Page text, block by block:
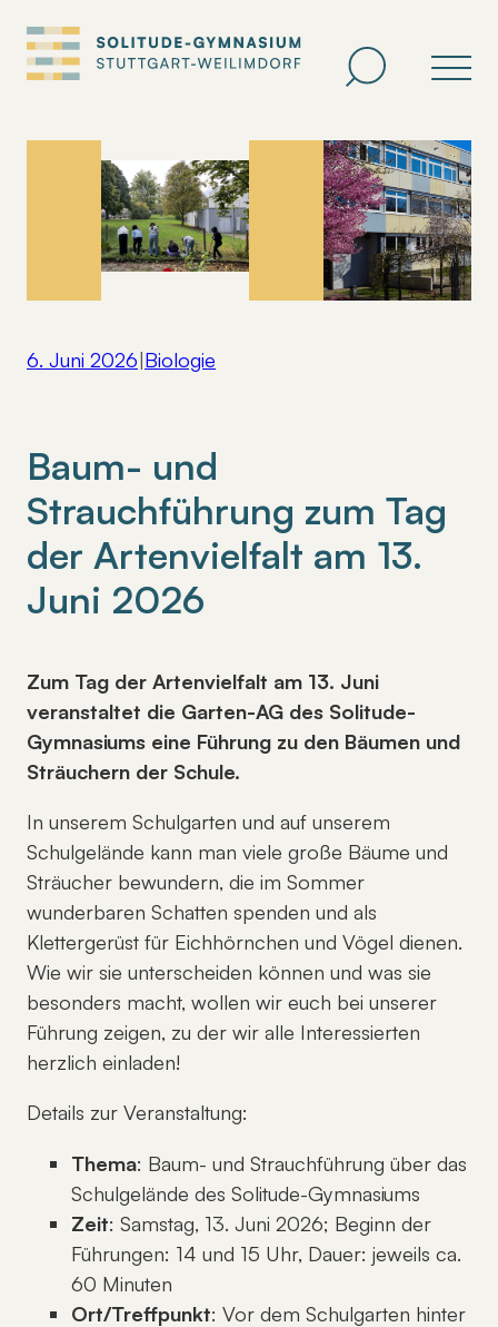
Zum
Inhalt
springen
6. Juni 2026|Biologie
Baum- und
Strauchführung zum Tag
der Artenvielfalt am 13.
Juni 2026
Zum Tag der Artenvielfalt am 13. Juni
veranstaltet die Garten-AG des Solitude-
Gymnasiums eine Führung zu den Bäumen und
Sträuchern der Schule.
In unserem Schulgarten und auf unserem
Schulgelände kann man viele große Bäume und
Sträucher bewundern, die im Sommer
wunderbaren Schatten spenden und als
Klettergerüst für Eichhörnchen und Vögel dienen.
Wie wir sie unterscheiden können und was sie
besonders macht, wollen wir euch bei unserer
Führung zeigen, zu der wir alle Interessierten
herzlich einladen!
Details zur Veranstaltung:
Thema: Baum- und Strauchführung über das
Schulgelände des Solitude-Gymnasiums
Zeit: Samstag, 13. Juni 2026; Beginn der
Führungen: 14 und 15 Uhr, Dauer: jeweils ca.
60 Minuten
Ort/Treffpunkt: Vor dem Schulgarten hinter